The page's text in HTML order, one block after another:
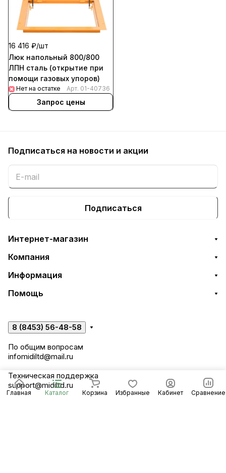
16 416 ₽/шт
Люк напольный 800/800
ЛПН сталь (открытие при
помощи газовых упоров)
Нет на остатке Арт. 01-40736
Запрос цены
Главная Каталог Корзина Избранные Кабинет Сравнение
Подписаться на новости и акции
Подписаться
Интернет-магазин
Компания
Информация
Помощь
8 (8453) 56-48-58
По общим вопросам
infomidiltd@mail.ru
Техническая поддержка
support@midiltd.ru